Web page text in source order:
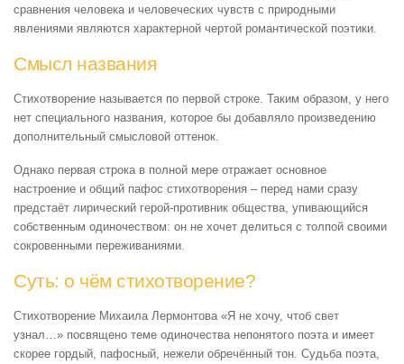
сравнения человека и человеческих чувств с природными
явлениями являются характерной чертой романтической поэтики.
Смысл названия
Стихотворение называется по первой строке. Таким образом, у него
нет специального названия, которое бы добавляло произведению
дополнительный смысловой оттенок.
Однако первая строка в полной мере отражает основное
настроение и общий пафос стихотворения – перед нами сразу
предстаёт лирический герой-противник общества, упивающийся
собственным одиночеством: он не хочет делиться с толпой своими
сокровенными переживаниями.
Суть: о чём стихотворение?
Стихотворение Михаила Лермонтова «Я не хочу, чтоб свет
узнал…» посвящено теме одиночества непонятого поэта и имеет
скорее гордый, пафосный, нежели обречённый тон. Судьба поэта,